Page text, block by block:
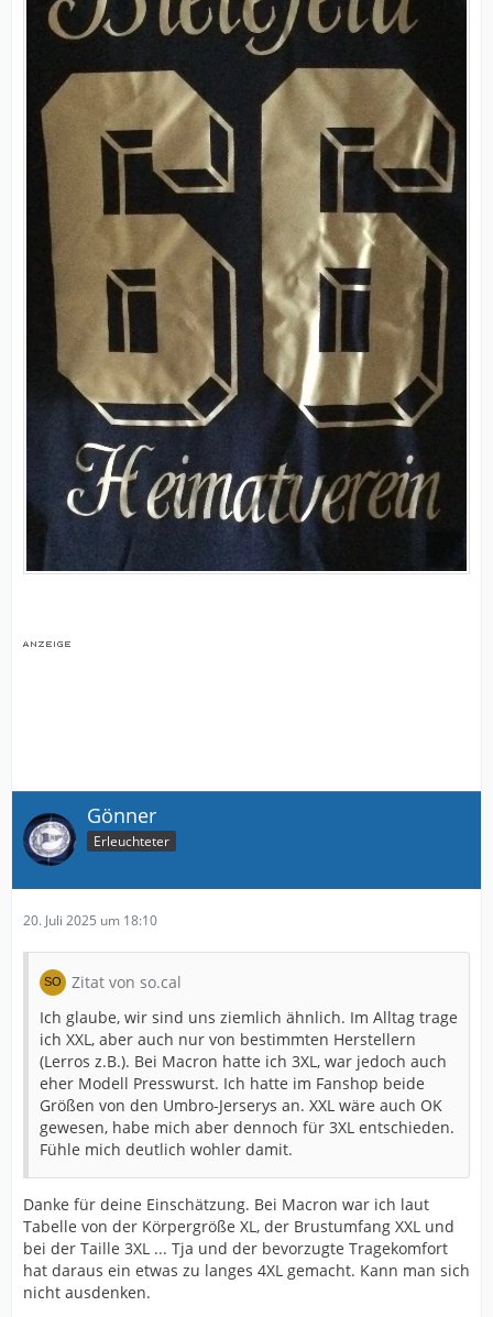
Gönner
Erleuchteter
20. Juli 2025 um 18:10
Zitat von so.cal
Ich glaube, wir sind uns ziemlich ähnlich. Im Alltag trage
ich XXL, aber auch nur von bestimmten Herstellern
(Lerros z.B.). Bei Macron hatte ich 3XL, war jedoch auch
eher Modell Presswurst. Ich hatte im Fanshop beide
Größen von den Umbro-Jerserys an. XXL wäre auch OK
gewesen, habe mich aber dennoch für 3XL entschieden.
Fühle mich deutlich wohler damit.
Danke für deine Einschätzung. Bei Macron war ich laut
Tabelle von der Körpergröße XL, der Brustumfang XXL und
bei der Taille 3XL ... Tja und der bevorzugte Tragekomfort
hat daraus ein etwas zu langes 4XL gemacht. Kann man sich
nicht ausdenken.